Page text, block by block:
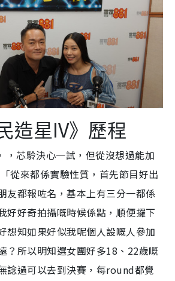
造星IV》歷程
，芯駖決心一試，但從沒想過能加
從來都係實驗性質，首先節目好出
友都報咗名，基本上有三分一都係
好好奇拍攝嘅時候係點，順便攞下
想知如果好似我呢個人設嘅人參加
？所以明知選女團好多18、22歲嘅
諗過可以去到決賽，每round都覺